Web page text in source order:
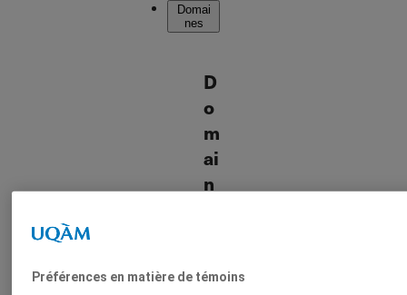
Domai
nes
D
o
m
ai
n
En
Préférences en matière de témoins